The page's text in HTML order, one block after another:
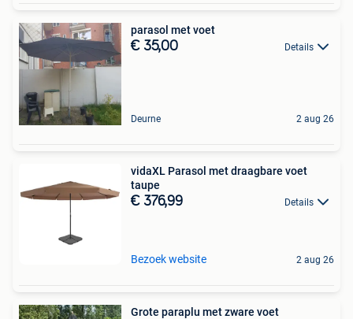
parasol met voet
€ 35,00 Details
Deurne 2 aug 26
vidaXL Parasol met draagbare voet
taupe
€ 376,99 Details
Bezoek website 2 aug 26
Grote paraplu met zware voet